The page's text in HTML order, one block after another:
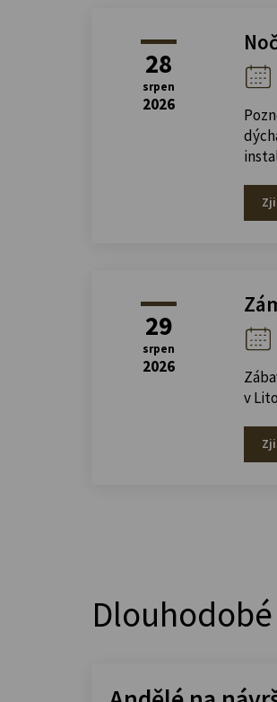
28
srpen
2026
29
srpen
2026
v